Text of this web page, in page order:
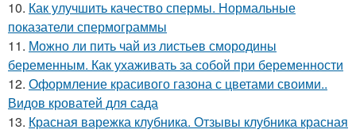
10. Как улучшить качество спермы. Нормальные
показатели спермограммы
11. Можно ли пить чай из листьев смородины
беременным. Как ухаживать за собой при беременности
12. Оформление красивого газона с цветами своими..
Видов кроватей для сада
13. Красная варежка клубника. Отзывы клубника красная